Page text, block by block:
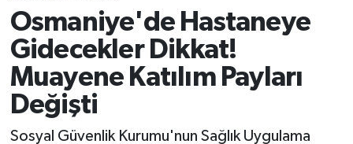
Osmaniye'de Hastaneye
Gidecekler Dikkat!
Muayene Katılım Payları
Değişti
Sosyal Güvenlik Kurumu'nun Sağlık Uygulama
SPOR
RESMİ İLANLAR
Son Dakika Haberleri
Haber Arşivi